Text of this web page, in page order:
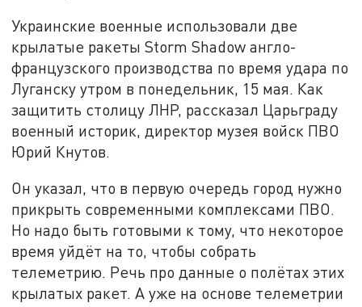
Украинские военные использовали две
крылатые ракеты Storm Shadow англо-
французского производства по время удара по
Луганску утром в понедельник, 15 мая. Как
защитить столицу ЛНР, рассказал Царьграду
военный историк, директор музея войск ПВО
Юрий Кнутов.
Он указал, что в первую очередь город нужно
прикрыть современными комплексами ПВО.
Но надо быть готовыми к тому, что некоторое
время уйдёт на то, чтобы собрать
телеметрию. Речь про данные о полётах этих
крылатых ракет. А уже на основе телеметрии